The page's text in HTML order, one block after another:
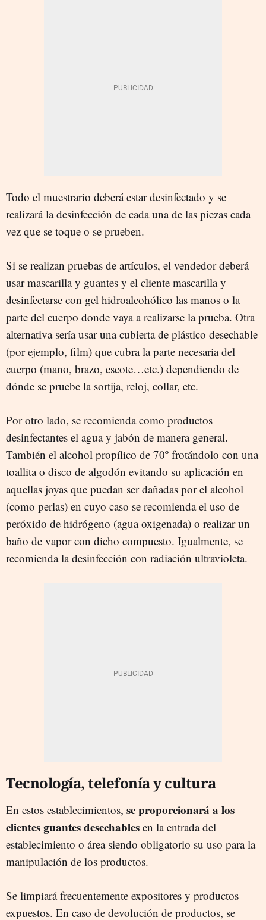
Todo el muestrario deberá estar desinfectado y se
realizará la desinfección de cada una de las piezas cada
vez que se toque o se prueben.
Si se realizan pruebas de artículos, el vendedor deberá
usar mascarilla y guantes y el cliente mascarilla y
desinfectarse con gel hidroalcohólico las manos o la
parte del cuerpo donde vaya a realizarse la prueba. Otra
alternativa sería usar una cubierta de plástico desechable
(por ejemplo, film) que cubra la parte necesaria del
cuerpo (mano, brazo, escote…etc.) dependiendo de
dónde se pruebe la sortija, reloj, collar, etc.
Por otro lado, se recomienda como productos
desinfectantes el agua y jabón de manera general.
También el alcohol propílico de 70º frotándolo con una
toallita o disco de algodón evitando su aplicación en
aquellas joyas que puedan ser dañadas por el alcohol
(como perlas) en cuyo caso se recomienda el uso de
peróxido de hidrógeno (agua oxigenada) o realizar un
baño de vapor con dicho compuesto. Igualmente, se
recomienda la desinfección con radiación ultravioleta.
Tecnología, telefonía y cultura
En estos establecimientos, se proporcionará a los
clientes guantes desechables en la entrada del
establecimiento o área siendo obligatorio su uso para la
manipulación de los productos.
Se limpiará frecuentemente expositores y productos
expuestos. En caso de devolución de productos, se